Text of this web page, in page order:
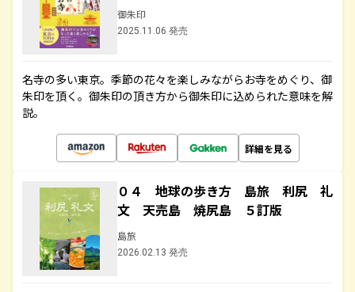
御朱印
2025.11.06 発売
名寺の多い東京。季節の花々を楽しみながらお寺をめぐり、御
朱印を頂く。御朱印の頂き方から御朱印に込められた意味を解
説。
詳細を見る
０４ 地球の歩き方 島旅 利尻 礼
文 天売島 焼尻島 ５訂版
島旅
2026.02.13 発売